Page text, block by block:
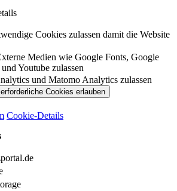
Cookies zulassen damit die Website
Medien wie Google Fonts, Google
Youtube zulassen
und Matomo Analytics zulassen
Cookie-Details